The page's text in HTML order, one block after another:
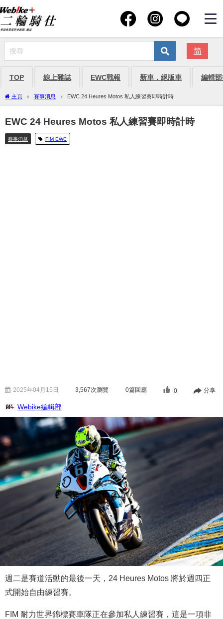
简
TOP 線上雜誌 EWC戰報 新車．絕版車 編輯
主頁 賽事消息 EWC 24 Heures Motos 私人練習賽即時計時
EWC 24 Heures Motos 私人練習賽即時計時
賽事消息 FIM EWC
2025年04月15日 3,567次瀏覽 0篇回應 0 分享
Webike編輯部
週二是賽道活動的最後一天，24 Heures Motos 將於週四正
式開始自由練習賽。
FIM 耐力世界錦標賽車隊正在參加私人練習賽，這是一項非